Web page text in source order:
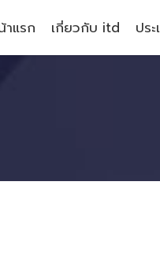
าแรก เกี่ยวกับ itd ปร